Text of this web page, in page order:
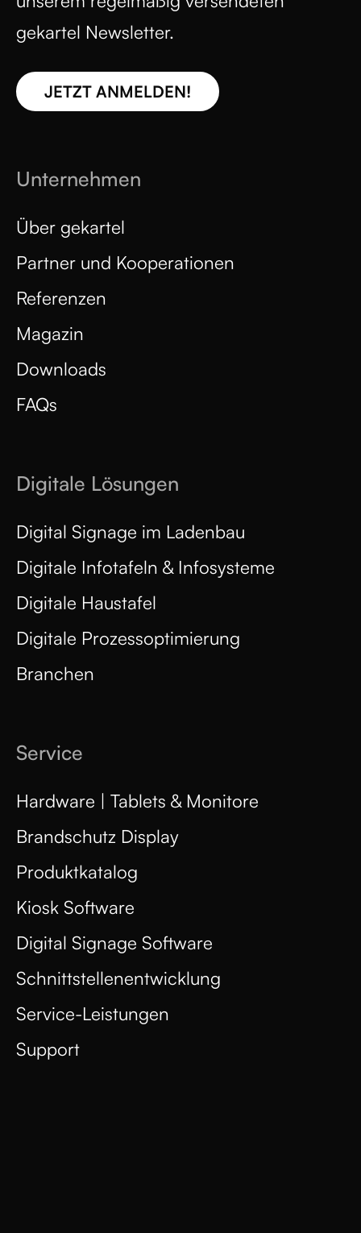
gekartel Newsletter.
JETZT ANMELDEN!
Unternehmen
Über gekartel
Partner und Kooperationen
Referenzen
Magazin
Downloads
FAQs
Digitale Lösungen
Digital Signage im Ladenbau
Digitale Infotafeln & Infosysteme
Digitale Haustafel
Digitale Prozessoptimierung
Branchen
Service
Hardware | Tablets & Monitore
Brandschutz Display
Produktkatalog
Kiosk Software
Digital Signage Software
Schnittstellenentwicklung
Service-Leistungen
Support